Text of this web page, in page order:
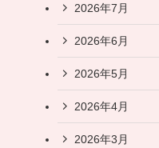
2026年7月
2026年6月
2026年5月
2026年4月
2026年3月